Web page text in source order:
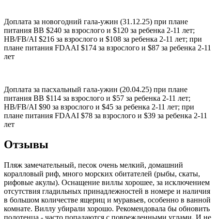
Доплата за новогодний гала-ужин (31.12.25) при плане
питания ВВ $240 за взрослого и $120 за ребенка 2-11 лет;
НВ/FВ/AI $216 за взрослого и $108 за ребенка 2-11 лет; при
плане питания FDAAI $174 за взрослого и $87 за ребенка 2-11
лет
Доплата за пасхальный гала-ужин (20.04.25) при плане
питания ВВ $114 за взрослого и $57 за ребенка 2-11 лет;
НВ/FВ/AI $90 за взрослого и $45 за ребенка 2-11 лет; при
плане питания FDAAI $78 за взрослого и $39 за ребенка 2-11
лет
Отзывы
Пляж замечательный, песок очень мелкий, домашний
коралловый риф, много морских обитателей (рыбы, скаты,
рифовые акулы). Оснащение виллы хорошее, за исключением
отсутствия гладильных принадлежностей в номере и наличия
в большом количестве ящериц и муравьев, особенно в ванной
комнате. Виллу убирали хорошо. Рекомендовала бы обновить